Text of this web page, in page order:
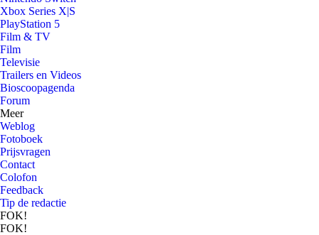
Xbox Series X|S
PlayStation 5
Film & TV
Film
Televisie
Trailers en Videos
Bioscoopagenda
Forum
Meer
Weblog
Fotoboek
Prijsvragen
Contact
Colofon
Feedback
Tip de redactie
FOK!
FOK!